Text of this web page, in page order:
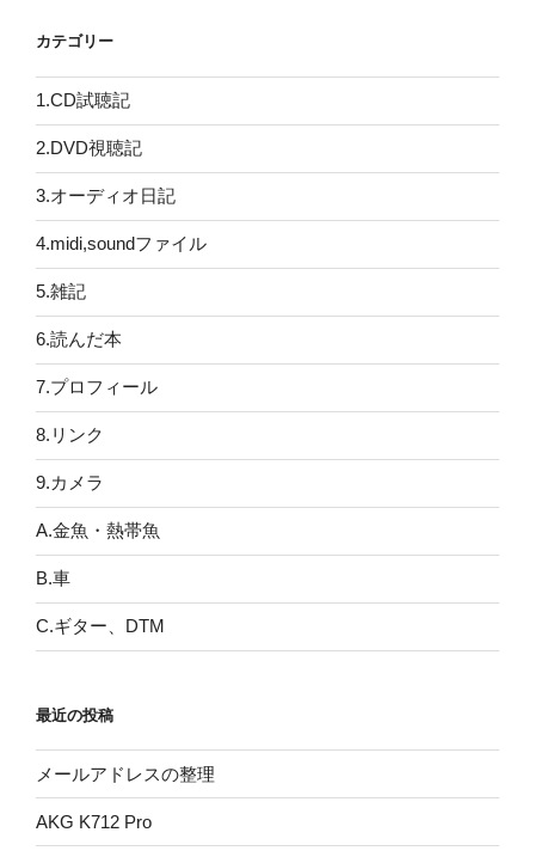
カテゴリー
1.CD試聴記
2.DVD視聴記
3.オーディオ日記
4.midi,soundファイル
5.雑記
6.読んだ本
7.プロフィール
8.リンク
9.カメラ
A.金魚・熱帯魚
B.車
C.ギター、DTM
最近の投稿
メールアドレスの整理
AKG K712 Pro